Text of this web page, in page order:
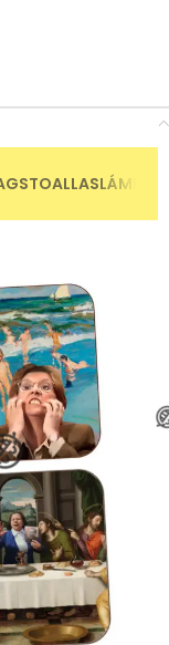
TOALLASLÁMINAS